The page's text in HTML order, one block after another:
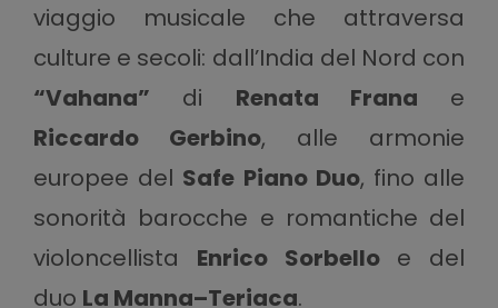
viaggio musicale che attraversa
culture e secoli: dall’India del Nord con
“Vahana” di Renata Frana e
Riccardo Gerbino, alle armonie
europee del Safe Piano Duo, fino alle
sonorità barocche e romantiche del
violoncellista Enrico Sorbelloe del
duo La Manna–Teriaca.